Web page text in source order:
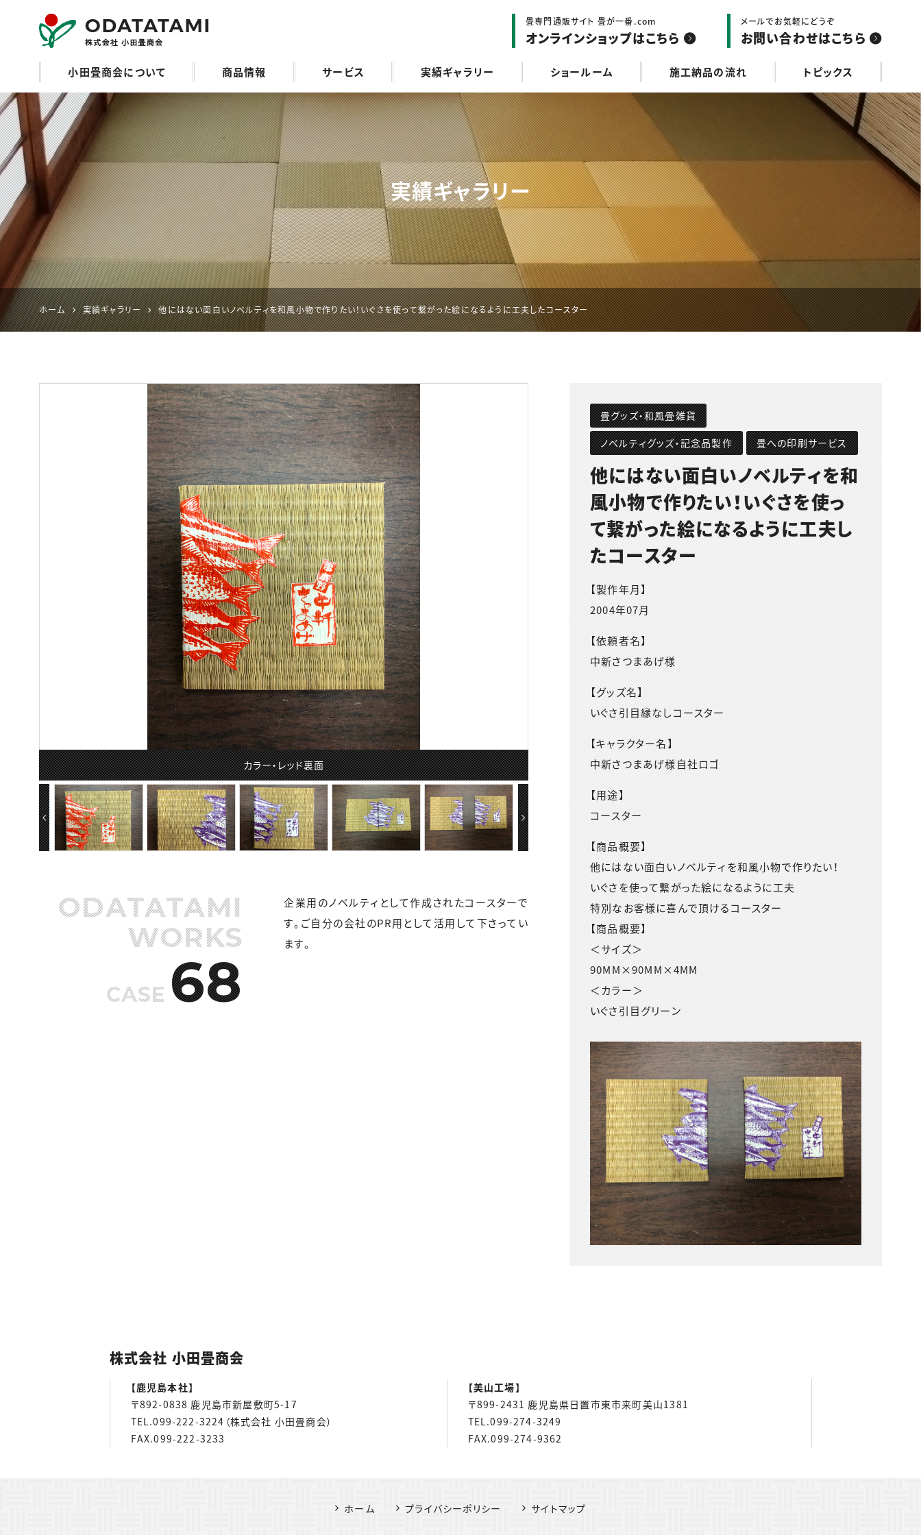
小田畳商会のご紹
介 | 畳の名工 小田
畳商会
畳専門通販サイト 畳が一番.com
オンラインショップはこちら
メールでお気軽にどうぞ
お問い合わせはこちら
小田畳商会について 商品情報 サービス 実績ギャラリー ショールーム 施工納品の流れ トピックス
実績ギャラリー
ホーム 実績ギャラリー 他にはない面白いノベルティを和風小物で作りたい！いぐさを使って繋がった絵になるように工夫したコースター
畳グッズ・和風畳雑貨
ノベルティグッズ・記念品製作
畳への印刷サービス
他にはない面白いノベルティを和
風小物で作りたい！いぐさを使っ
て繋がった絵になるように工夫し
たコースター
【製作年月】
2004年07月
【依頼者名】
中新さつまあげ様
【グッズ名】
いぐさ引目縁なしコースター
【キャラクター名】
中新さつまあげ様自社ロゴ
【用途】
コースター
【商品概要】
他にはない面白いノベルティを和風小物で作りたい！
いぐさを使って繋がった絵になるように工夫
特別なお客様に喜んで頂けるコースター
【商品概要】
＜サイズ＞
90MM×90MM×4MM
＜カラー＞
いぐさ引目グリーン
カラー・レッド裏面
ODATATAMI
WORKS
CASE 68
企業用のノベルティとして作成されたコースターで
す。ご自分の会社のPR用として活用して下さってい
ます。
株式会社 小田畳商会
【鹿児島本社】
〒892-0838 鹿児島市新屋敷町5-17
TEL.099-222-3224（株式会社 小田畳商会）
FAX.099-222-3233
【美山工場】
〒899-2431 鹿児島県日置市東市来町美山1381
TEL.099-274-3249
FAX.099-274-9362
ホーム プライバシーポリシー サイトマップ